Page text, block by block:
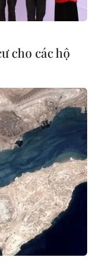
tìm kiếm
hội hợp tác tại
khẩu và tận
cho các hộ